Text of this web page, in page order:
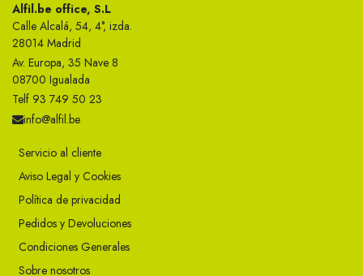
Alfil.be office, S.L
Calle Alcalá, 54, 4°, izda.
28014 Madrid
Av. Europa, 35 Nave 8
08700 Igualada
Telf 93 749 50 23
info@alfil.be
Servicio al cliente
Aviso Legal y Cookies
Política de privacidad
Pedidos y Devoluciones
Condiciones Generales
Sobre nosotros